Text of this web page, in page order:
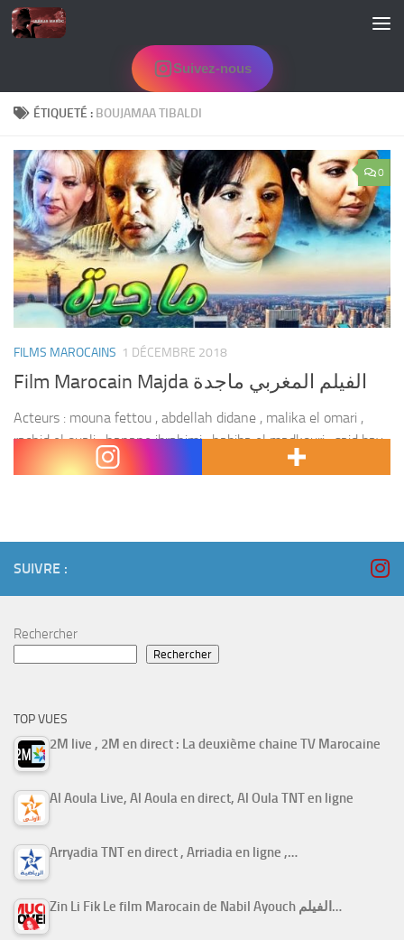
Skip to content
Suivez-nous
ÉTIQUETÉ : BOUJAMAA TIBALDI
0
FILMS MAROCAINS 1 DÉCEMBRE 2018
Film Marocain Majda الفيلم المغربي ماجدة
Acteurs : mouna fettou , abdellah didane , malika el omari ,
rachid el ouali , hanane ibrahimi , habiba el madkouri , said bay ,
najat kheir lah , anas el aakel ,...
SUIVRE :
Rechercher
Rechercher
TOP VUES
2M live , 2M en direct : La deuxième chaine TV Marocaine
Al Aoula Live, Al Aoula en direct, Al Oula TNT en ligne
Arryadia TNT en direct , Arriadia en ligne ,…
Zin Li Fik Le film Marocain de Nabil Ayouch الفيلم…